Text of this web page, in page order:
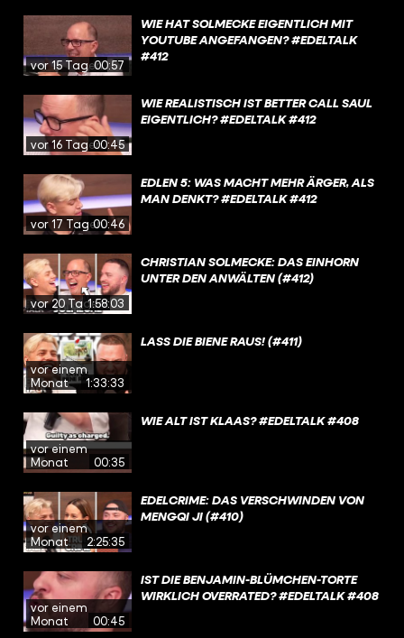
vor 15 Tagen00:57
WIE HAT SOLMECKE EIGENTLICH MIT
YOUTUBE ANGEFANGEN? #EDELTALK
#412
vor 16 Tagen00:45
WIE REALISTISCH IST BETTER CALL SAUL
EIGENTLICH? #EDELTALK #412
vor 17 Tagen00:46
EDLEN 5: WAS MACHT MEHR ÄRGER, ALS
MAN DENKT? #EDELTALK #412
vor 20 Tagen1:58:03
CHRISTIAN SOLMECKE: DAS EINHORN
UNTER DEN ANWÄLTEN (#412)
vor einem
Monat
1:33:33
LASS DIE BIENE RAUS! (#411)
vor einem
Monat
00:35
WIE ALT IST KLAAS? #EDELTALK #408
vor einem
Monat
2:25:35
EDELCRIME: DAS VERSCHWINDEN VON
MENGQI JI (#410)
vor einem
Monat
00:45
IST DIE BENJAMIN-BLÜMCHEN-TORTE
WIRKLICH OVERRATED? #EDELTALK #408